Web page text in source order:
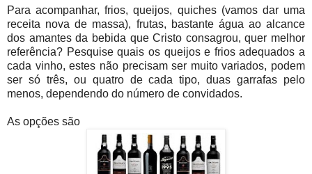
Para acompanhar, frios, queijos, quiches (vamos dar uma
receita nova de massa), frutas, bastante água ao alcance
dos amantes da bebida que Cristo consagrou, quer melhor
referência? Pesquise quais os queijos e frios adequados a
cada vinho, estes não precisam ser muito variados, podem
ser só três, ou quatro de cada tipo, duas garrafas pelo
menos, dependendo do número de convidados.
As opções são